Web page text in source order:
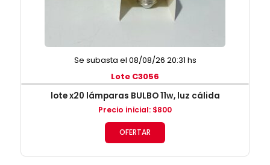
Se subasta el 08/08/26 20:31 hs
Lote C3056
lote x20 lámparas BULBO 11w, luz cálida
Precio inicial: $800
OFERTAR